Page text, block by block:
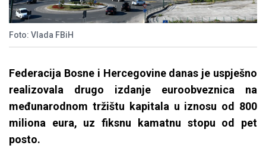
Foto: Vlada FBiH
Federacija Bosne i Hercegovine danas je uspješno
realizovala drugo izdanje euroobveznica na
međunarodnom tržištu kapitala u iznosu od 800
miliona eura, uz fiksnu kamatnu stopu od pet
posto.